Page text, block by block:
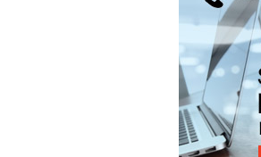
Kresów
Spotkania
Kresowych cz 25